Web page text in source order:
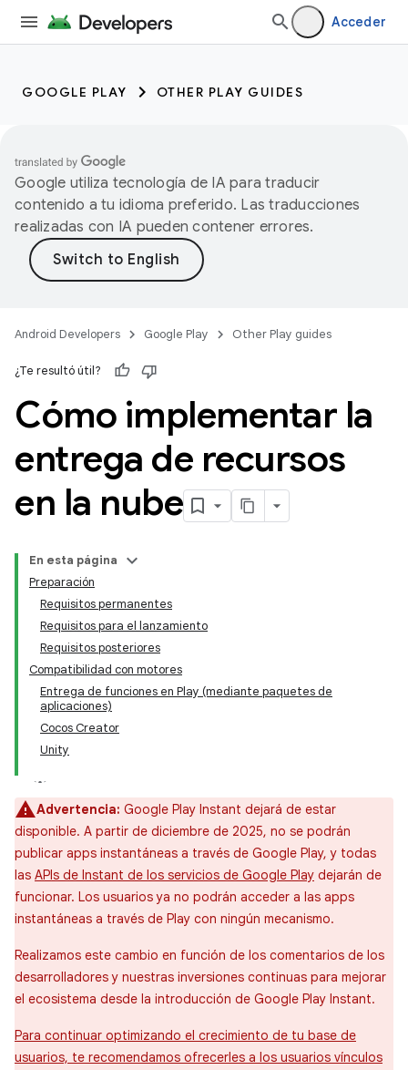
Acceder
GOOGLE PLAY OTHER PLAY GUIDES
Google utiliza tecnología de IA para traducir
contenido a tu idioma preferido. Las traducciones
realizadas con IA pueden contener errores.
Android Developers Google Play Other Play guides
¿Te resultó útil?
Cómo implementar la
entrega de recursos
en la nube
En esta página
Preparación
Requisitos permanentes
Requisitos para el lanzamiento
Requisitos posteriores
Compatibilidad con motores
Entrega de funciones en Play (mediante paquetes de
aplicaciones)
Cocos Creator
Unity
Advertencia: Google Play Instant dejará de estar
disponible. A partir de diciembre de 2025, no se podrán
publicar apps instantáneas a través de Google Play, y todas
las APIs de Instant de los servicios de Google Play dejarán de
funcionar. Los usuarios ya no podrán acceder a las apps
instantáneas a través de Play con ningún mecanismo.
Realizamos este cambio en función de los comentarios de los
desarrolladores y nuestras inversiones continuas para mejorar
el ecosistema desde la introducción de Google Play Instant.
Para continuar optimizando el crecimiento de tu base de
usuarios, te recomendamos ofrecerles a los usuarios vínculos